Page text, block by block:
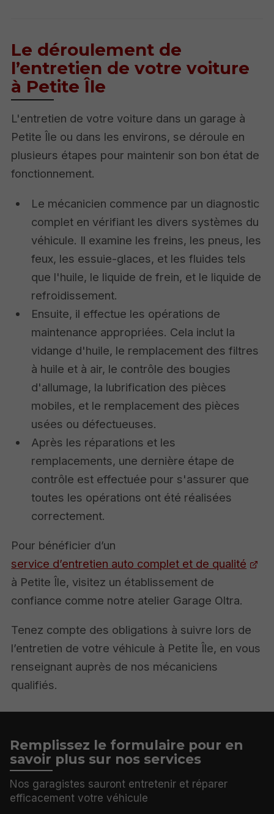
Le déroulement de
l’entretien de votre voiture
à Petite Île
L'entretien de votre voiture dans un garage à
Petite Île ou dans les environs, se déroule en
plusieurs étapes pour maintenir son bon état de
fonctionnement.
Le mécanicien commence par un diagnostic
complet en vérifiant les divers systèmes du
véhicule. Il examine les freins, les pneus, les
feux, les essuie-glaces, et les fluides tels
que l'huile, le liquide de frein, et le liquide de
refroidissement.
Ensuite, il effectue les opérations de
maintenance appropriées. Cela inclut la
vidange d'huile, le remplacement des filtres
à huile et à air, le contrôle des bougies
d'allumage, la lubrification des pièces
mobiles, et le remplacement des pièces
usées ou défectueuses.
Après les réparations et les
remplacements, une dernière étape de
contrôle est effectuée pour s'assurer que
toutes les opérations ont été réalisées
correctement.
Pour bénéficier d’un
service d’entretien auto complet et de qualité
à Petite Île, visitez un établissement de
confiance comme notre atelier Garage Oltra.
Tenez compte des obligations à suivre lors de
l’entretien de votre véhicule à Petite Île, en vous
renseignant auprès de nos mécaniciens
qualifiés.
Remplissez le formulaire pour en
savoir plus sur nos services
Nos garagistes sauront entretenir et réparer
efficacement votre véhicule